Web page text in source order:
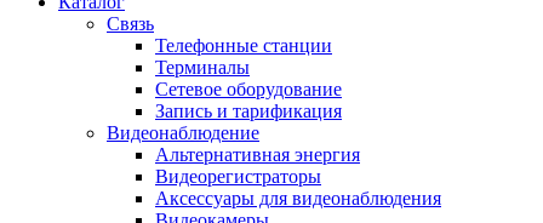
Связь
Телефонные станции
Терминалы
Сетевое оборудование
Запись и тарификация
Видеонаблюдение
Альтернативная энергия
Видеорегистраторы
Аксессуары для видеонаблюдения